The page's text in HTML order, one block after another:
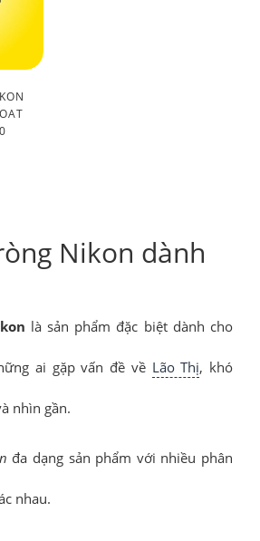
Nikon dành
là sản phẩm đặc biệt dành cho
ai gặp vấn đề về Lão Thị, khó
nhìn gần.
đa dạng sản phẩm với nhiều phân
nhau.